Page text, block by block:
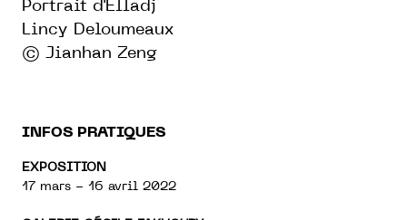
Portrait d'Elladj
Lincy Deloumeaux
© Jianhan Zeng
INFOS PRATIQUES
EXPOSITION
17 mars - 16 avril 2022